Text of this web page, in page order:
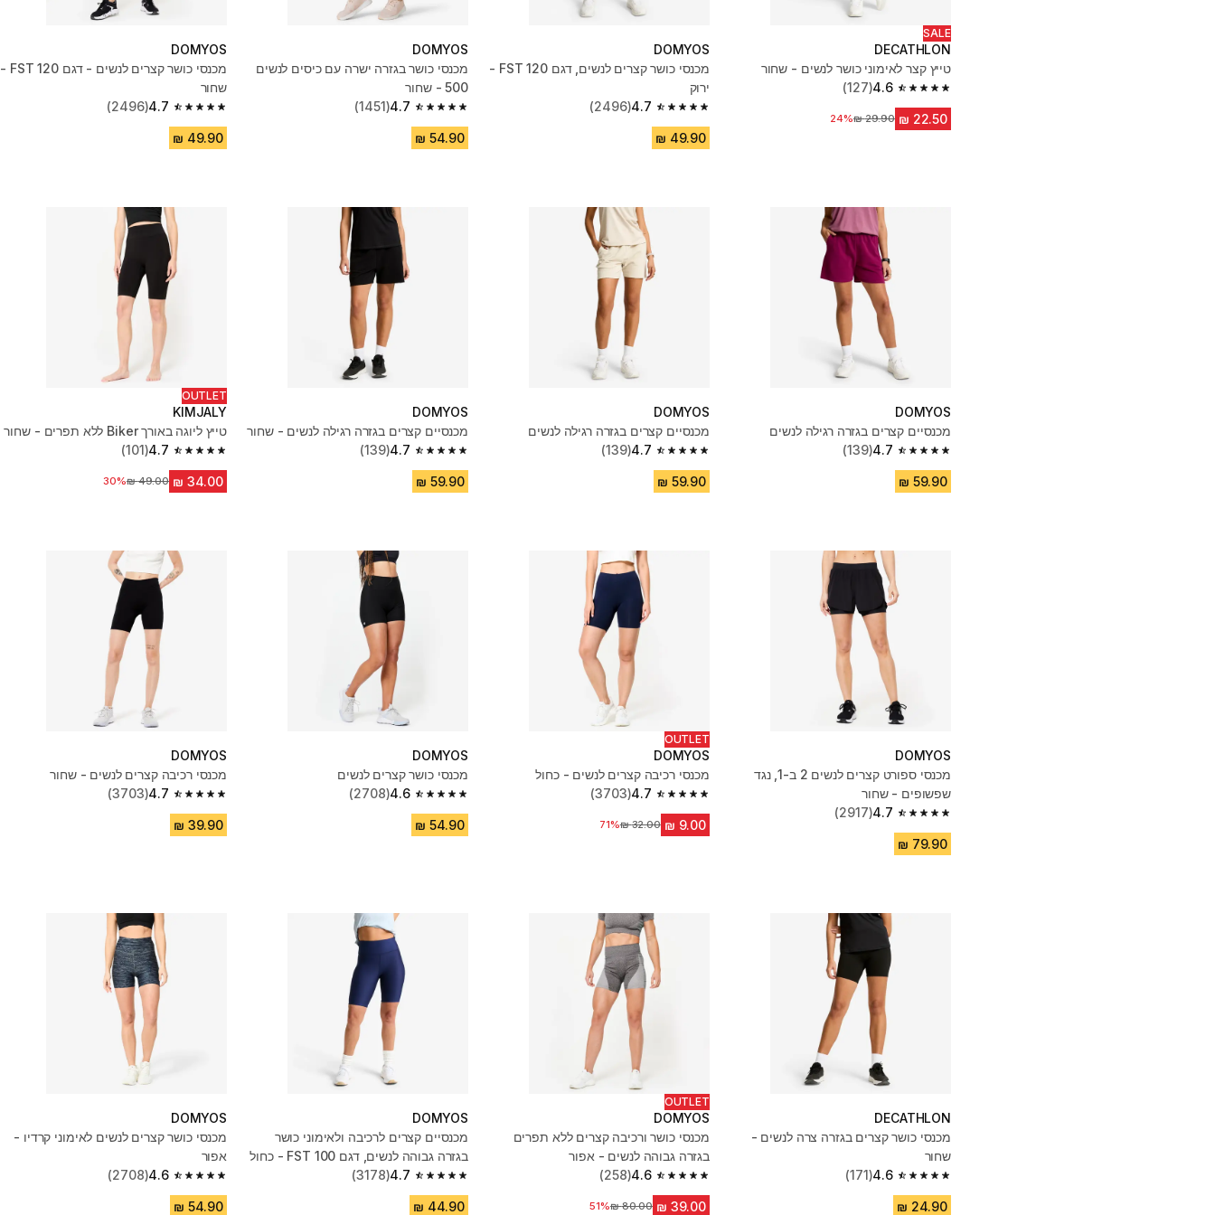
SALE
DECATHLON
טייץ קצר לאימוני כושר לנשים - שחור
4.6
4.6 out of 5 stars from 127 reviews
(127)
מחיר לפני הנחה‏29.90 ₪
24%
DOMYOS
מכנסי כושר קצרים לנשים, דגם FST 120 -
ירוק
4.7
4.7 out of 5 stars from 2496 reviews
(2496)
DOMYOS
מכנסי כושר בגזרה ישרה עם כיסים לנשים
500 - שחור
4.7
4.7 out of 5 stars from 1451 reviews
(1451)
DOMYOS
מכנסי כושר קצרים לנשים - דגם FST 120 -
שחור
4.7
4.7 out of 5 stars from 2496 reviews
(2496)
DOMYOS
מכנסיים קצרים בגזרה רגילה לנשים
4.7
4.7 out of 5 stars from 139 reviews
(139)
DOMYOS
מכנסיים קצרים בגזרה רגילה לנשים
4.7
4.7 out of 5 stars from 139 reviews
(139)
DOMYOS
מכנסיים קצרים בגזרה רגילה לנשים - שחור
4.7
4.7 out of 5 stars from 139 reviews
(139)
OUTLET
KIMJALY
טייץ ליוגה באורך Biker ללא תפרים - שחור
4.7
4.7 out of 5 stars from 101 reviews
(101)
מחיר לפני הנחה‏49.00 ₪
30%
DOMYOS
מכנסי ספורט קצרים לנשים 2 ב-1, נגד
שפשופים - שחור
4.7
4.7 out of 5 stars from 2917 reviews
(2917)
OUTLET
DOMYOS
מכנסי רכיבה קצרים לנשים - כחול
4.7
4.7 out of 5 stars from 3703 reviews
(3703)
מחיר לפני הנחה‏32.00 ₪
71%
DOMYOS
מכנסי כושר קצרים לנשים
4.6
4.6 out of 5 stars from 2708 reviews
(2708)
DOMYOS
מכנסי רכיבה קצרים לנשים - שחור
4.7
4.7 out of 5 stars from 3703 reviews
(3703)
DECATHLON
מכנסי כושר קצרים בגזרה צרה לנשים -
שחור
4.6
4.6 out of 5 stars from 171 reviews
(171)
OUTLET
DOMYOS
מכנסי כושר ורכיבה קצרים ללא תפרים
בגזרה גבוהה לנשים - אפור
4.6
4.6 out of 5 stars from 258 reviews
(258)
מחיר לפני הנחה‏80.00 ₪
51%
DOMYOS
מכנסיים קצרים לרכיבה ולאימוני כושר
בגזרה גבוהה לנשים, דגם FST 100 - כחול
4.7
4.7 out of 5 stars from 3178 reviews
(3178)
DOMYOS
מכנסי כושר קצרים לנשים לאימוני קרדיו -
אפור
4.6
4.6 out of 5 stars from 2708 reviews
(2708)